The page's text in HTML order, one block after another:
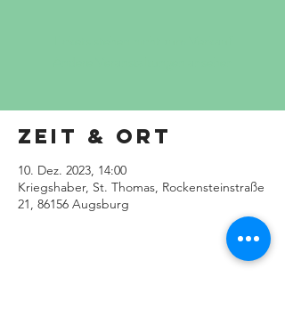
Zeit & Ort
10. Dez. 2023, 14:00
Kriegshaber, St. Thomas, Rockensteinstraße
21, 86156 Augsburg